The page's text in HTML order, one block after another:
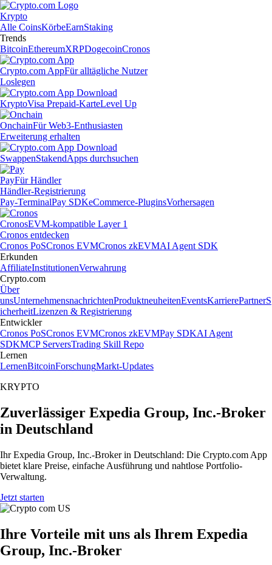
Krypto
Alle CoinsKörbeEarnStaking
Trends
BitcoinEthereumXRPDogecoinCronos
Crypto.com AppFür alltägliche Nutzer
Loslegen
KryptoVisa Prepaid-KarteLevel Up
OnchainFür Web3-Enthusiasten
Erweiterung erhalten
SwappenStakendApps durchsuchen
PayFür Händler
Händler-Registrierung
Pay-TerminalPay SDKeCommerce-PluginsVorhersagen
CronosEVM-kompatible Layer 1
Cronos entdecken
Cronos PoSCronos EVMCronos zkEVMAI Agent SDK
Erkunden
AffiliateInstitutionenVerwahrung
Crypto.com
Über
unsUnternehmensnachrichtenProduktneuheitenEventsKarrierePartnerS
icherheitLizenzen & Registrierung
Entwickler
Cronos PoSCronos EVMCronos zkEVMPay SDKAI Agent
SDKMCP ServersTrading Skill Repo
Lernen
LernenBitcoinForschungMarkt-Updates
KRYPTO
Zuverlässiger Expedia Group, Inc.-Broker
in Deutschland
Ihr Expedia Group, Inc.-Broker in Deutschland: Die Crypto.com App
bietet klare Preise, einfache Ausführung und nahtlose Portfolio-
Verwaltung.
Jetzt starten
Ihre Vorteile mit uns als Ihrem Expedia
Group, Inc.-Broker